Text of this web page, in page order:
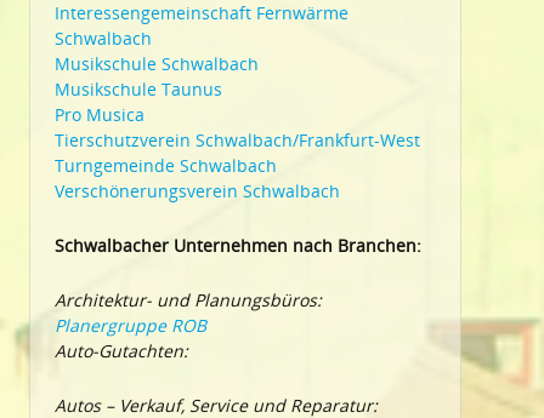
Interessengemeinschaft Fernwärme
Schwalbach
Musikschule Schwalbach
Musikschule Taunus
Pro Musica
Tierschutzverein Schwalbach/Frankfurt-West
Turngemeinde Schwalbach
Verschönerungsverein Schwalbach
Schwalbacher Unternehmen nach Branchen:
Architektur- und Planungsbüros:
Planergruppe ROB
Auto-Gutachten:
Autos – Verkauf, Service und Reparatur: